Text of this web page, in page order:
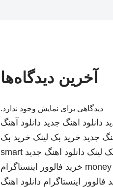
آخرین دیدگاه‌ها
دیدگاهی برای نمایش وجود ندارد.
دانلود اهنگ جدید دانلود آهنگ
جدید خرید بک لینک خرید بک
لینک دانلود اهنگ جدید smart
خرید فالوور اینستاگرام
فالوور اینستاگرام دانلود اهنگ